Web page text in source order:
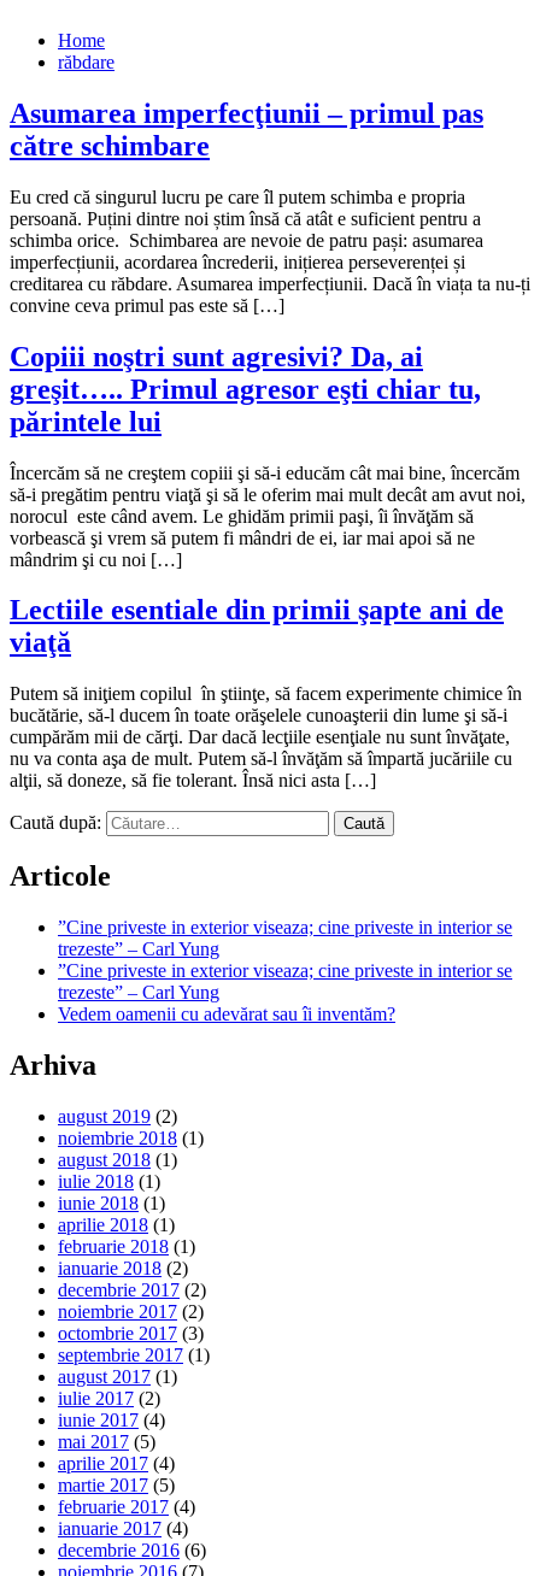
Home
răbdare
Asumarea imperfecţiunii – primul pas
către schimbare
Eu cred că singurul lucru pe care îl putem schimba e propria
persoană. Puțini dintre noi știm însă că atât e suficient pentru a
schimba orice. Schimbarea are nevoie de patru pași: asumarea
imperfecțiunii, acordarea încrederii, inițierea perseverenței și
creditarea cu răbdare. Asumarea imperfecțiunii. Dacă în viața ta nu-ți
convine ceva primul pas este să […]
Copiii noştri sunt agresivi? Da, ai
greşit….. Primul agresor eşti chiar tu,
părintele lui
Încercăm să ne creştem copiii şi să-i educăm cât mai bine, încercăm
să-i pregătim pentru viaţă şi să le oferim mai mult decât am avut noi,
norocul este când avem. Le ghidăm primii paşi, îi învăţăm să
vorbească şi vrem să putem fi mândri de ei, iar mai apoi să ne
mândrim şi cu noi […]
Lectiile esentiale din primii şapte ani de
viaţă
Putem să iniţiem copilul în ştiinţe, să facem experimente chimice în
bucătărie, să-l ducem în toate orăşelele cunoaşterii din lume şi să-i
cumpărăm mii de cărţi. Dar dacă lecţiile esenţiale nu sunt învăţate,
nu va conta aşa de mult. Putem să-l învăţăm să împartă jucăriile cu
alţii, să doneze, să fie tolerant. Însă nici asta […]
Caută după:
Articole
”Cine priveste in exterior viseaza; cine priveste in interior se
trezeste” – Carl Yung
”Cine priveste in exterior viseaza; cine priveste in interior se
trezeste” – Carl Yung
Vedem oamenii cu adevărat sau îi inventăm?
Arhiva
august 2019 (2)
noiembrie 2018 (1)
august 2018 (1)
iulie 2018 (1)
iunie 2018 (1)
aprilie 2018 (1)
februarie 2018 (1)
ianuarie 2018 (2)
decembrie 2017 (2)
noiembrie 2017 (2)
octombrie 2017 (3)
septembrie 2017 (1)
august 2017 (1)
iulie 2017 (2)
iunie 2017 (4)
mai 2017 (5)
aprilie 2017 (4)
martie 2017 (5)
februarie 2017 (4)
ianuarie 2017 (4)
decembrie 2016 (6)
noiembrie 2016 (7)